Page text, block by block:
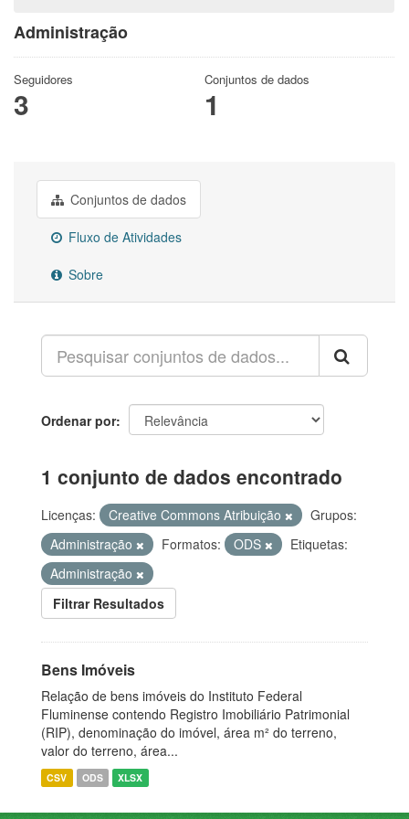
Administração
Seguidores
3
Conjuntos de dados
1
Conjuntos de dados
Fluxo de Atividades
Sobre
Ordenar por
1 conjunto de dados encontrado
Licenças: Creative Commons Atribuição
Grupos:
Administração
Formatos: ODS
Etiquetas:
Administração
Filtrar Resultados
Bens Imóveis
Relação de bens imóveis do Instituto Federal
Fluminense contendo Registro Imobiliário Patrimonial
(RIP), denominação do imóvel, área m² do terreno,
valor do terreno, área...
CSV ODS XLSX